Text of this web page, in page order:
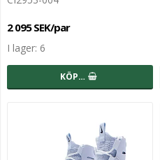
2 095 SEK/par
I lager: 6
KÖP…